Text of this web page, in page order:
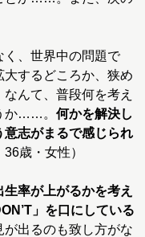
く、世界中の問題で
するどころか、狭め
んて、普段何を考え
か……。 何かを解決し
意志がまるで感じられ
歳・女性）
生率が上がるかを考え
」を口にしている
出るのも致し方がな